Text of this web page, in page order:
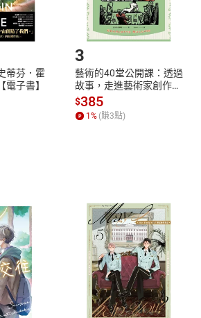
Step2.登入
退換貨規範
本店是否提供消費者保護法七日猶
蒂芬．霍
電子書】
3
藝術的40堂公開課：透過
故事，走進藝術家創作現
場，看藝術如何誕生、如
何形塑人類生活【電子
書】
$385
1 % (賺3點)